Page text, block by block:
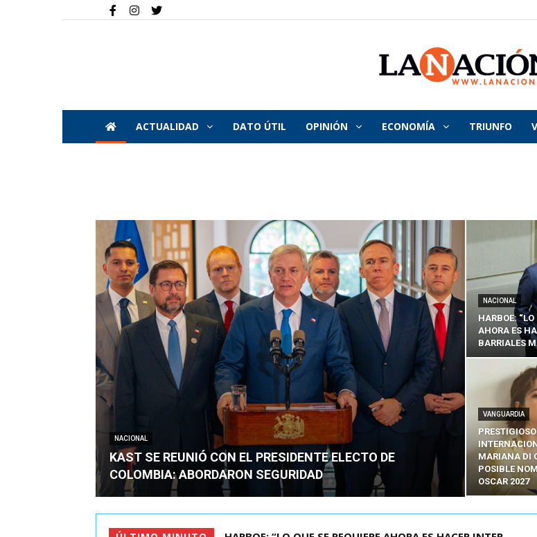
La
Nación
ACTUALIDAD DATO ÚTIL OPINIÓN ECONOMÍA TRIUNFO
NACIONAL
KAST SE REUNIÓ CON EL PRESIDENTE ELECTO DE
COLOMBIA: ABORDARON SEGURIDAD
NACIONAL
HARBOE: “LO
AHORA ES
BARRIALES
VANGUARDIA
MARIANA DI
POSIBLE
OSCAR 2027